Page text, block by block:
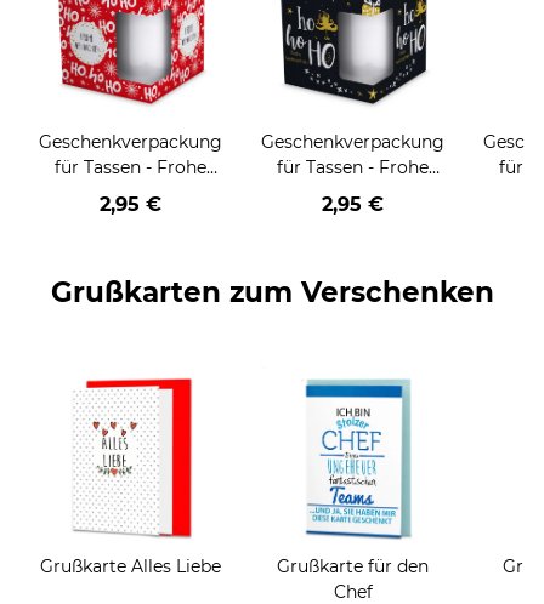
Geschenkverpackung
für Tassen - Frohe
Weihnachten - HO
HO HO - rot
2,95 €
Geschenkverpackung
für Tassen - Frohe
Weihnachten - HO
HO HO - schwarz
2,95 €
für
Grußkarten zum Verschenken
Grußkarte Alles Liebe
Grußkarte für den
Chef